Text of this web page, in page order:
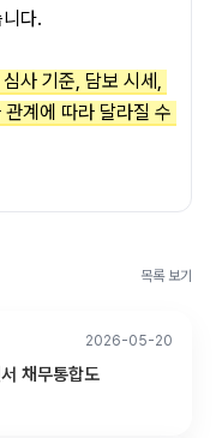
다.
사 기준, 담보 시세,
계에 따라 달라질 수
목록 보기
2026-05-20
채무통합도